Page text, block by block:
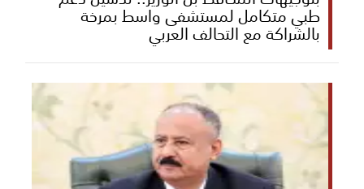
طبي متكامل لمستشفى واسط بمرخة
بالشراكة مع التحالف العربي